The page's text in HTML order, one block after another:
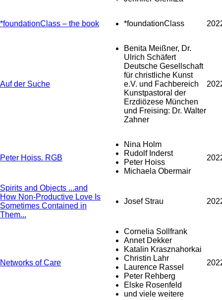
*foundationClass – the book *foundationClass
Auf der Suche
Benita Meißner, Dr.
Ulrich Schäfert
Deutsche Gesellschaft
für christliche Kunst
e.V. und Fachbereich
Kunstpastoral der
Erzdiözese München
und Freising: Dr. Walter
Zahner
Peter Hoiss. RGB
Nina Holm
Rudolf Inderst
Peter Hoiss
Michaela Obermair
Spirits and Objects ...and
How Non-Productive Love Is
Sometimes Contained in
Them...
Josef Strau
Networks of Care
Cornelia Sollfrank
Annet Dekker
Katalin Krasznahorkai
Christin Lahr
Laurence Rassel
Peter Rehberg
Elske Rosenfeld
und viele weitere